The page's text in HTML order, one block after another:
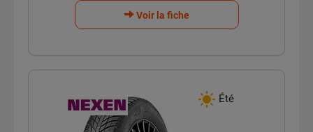
Voir la fiche
Été